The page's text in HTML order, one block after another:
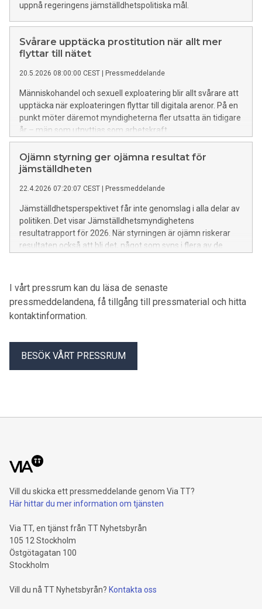
uppnå regeringens jämställdhetspolitiska mål.
Svårare upptäcka prostitution när allt mer
flyttar till nätet
20.5.2026 08:00:00 CEST Pressmeddelande
Människohandel och sexuell exploatering blir allt svårare att
upptäcka när exploateringen flyttar till digitala arenor. På en
punkt möter däremot myndigheterna fler utsatta än tidigare
år – män som utnyttjas som arbetskraft.
Ojämn styrning ger ojämna resultat för
jämställdheten
22.4.2026 07:20:07 CEST Pressmeddelande
Jämställdhetsperspektivet får inte genomslag i alla delar av
politiken. Det visar Jämställdhetsmyndighetens
resultatrapport för 2026. När styrningen är ojämn riskerar
resultaten också att bli det, något som syns i flera av de
I vårt pressrum kan du läsa de senaste
pressmeddelandena, få tillgång till pressmaterial och hitta
kontaktinformation.
BESÖK VÅRT PRESSRUM
Vill du skicka ett pressmeddelande genom Via TT?
Här hittar du mer information om tjänsten
Via TT, en tjänst från TT Nyhetsbyrån
105 12 Stockholm
Östgötagatan 100
Stockholm
Vill du nå TT Nyhetsbyrån? Kontakta oss